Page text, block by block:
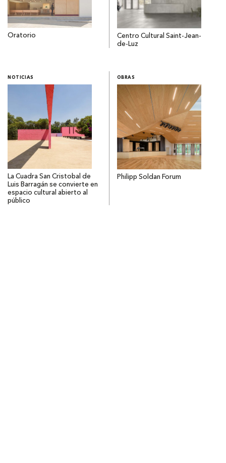
Oratorio
Centro Cultural Saint-Jean-
de-Luz
NOTICIAS
La Cuadra San Cristobal de
Luis Barragán se convierte en
espacio cultural abierto al
público
OBRAS
Philipp Soldan Forum